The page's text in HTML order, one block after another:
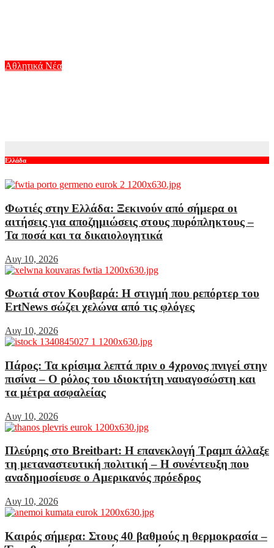
Αθλητικά Νέα
Ελλάδα
Φωτιές στην Ελλάδα: Ξεκινούν από σήμερα οι
αιτήσεις για αποζημιώσεις στους πυρόπληκτους –
Τα ποσά και τα δικαιολογητικά
Αυγ 10, 2026
Φωτιά στον Κουβαρά: Η στιγμή που ρεπόρτερ του
ErtNews σώζει χελώνα από τις φλόγες
Αυγ 10, 2026
Πάρος: Τα κρίσιμα λεπτά πριν ο 4χρονος πνιγεί στην
πισίνα – Ο ρόλος του ιδιοκτήτη ναυαγοσώστη και
τα μέτρα ασφαλείας
Αυγ 10, 2026
Πλεύρης στο Breitbart: Η επανεκλογή Τραμπ άλλαξε
τη μεταναστευτική πολιτική – Η συνέντευξη που
αναδημοσίευσε ο Αμερικανός πρόεδρος
Αυγ 10, 2026
Καιρός σήμερα: Στους 40 βαθμούς η θερμοκρασία –